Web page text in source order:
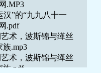
旅.mp3
的公平与效率：古
群众来打卡：引种西
化的现代问题：文化
.MP3
汉”的“九九八十一
.pdf
术，波斯锦与缂丝
.mp3
术，波斯锦与缂丝
族.pdf